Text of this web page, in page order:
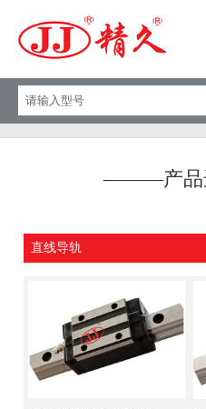
———产
直线导轨